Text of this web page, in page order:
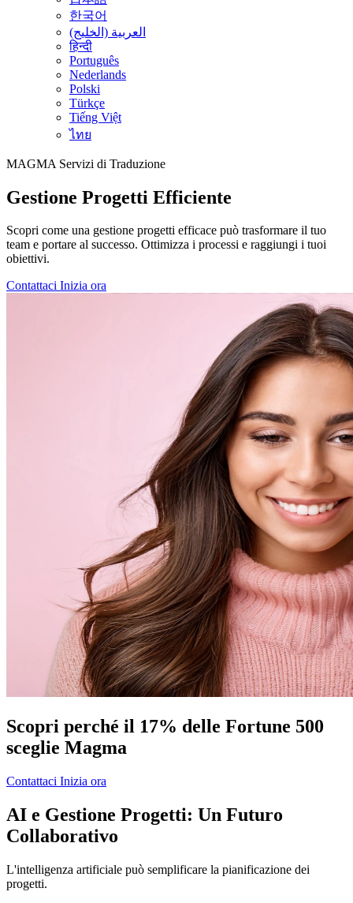
한국어
العربية (الخليج)
हिन्दी
Português
Nederlands
Polski
Türkçe
Tiếng Việt
ไทย
MAGMA Servizi di Traduzione
Gestione Progetti Efficiente
Scopri come una gestione progetti efficace può trasformare il tuo
team e portare al successo. Ottimizza i processi e raggiungi i tuoi
obiettivi.
Contattaci Inizia ora
Scopri perché il 17% delle Fortune 500
sceglie Magma
Contattaci Inizia ora
AI e Gestione Progetti: Un Futuro
Collaborativo
L'intelligenza artificiale può semplificare la pianificazione dei
progetti.